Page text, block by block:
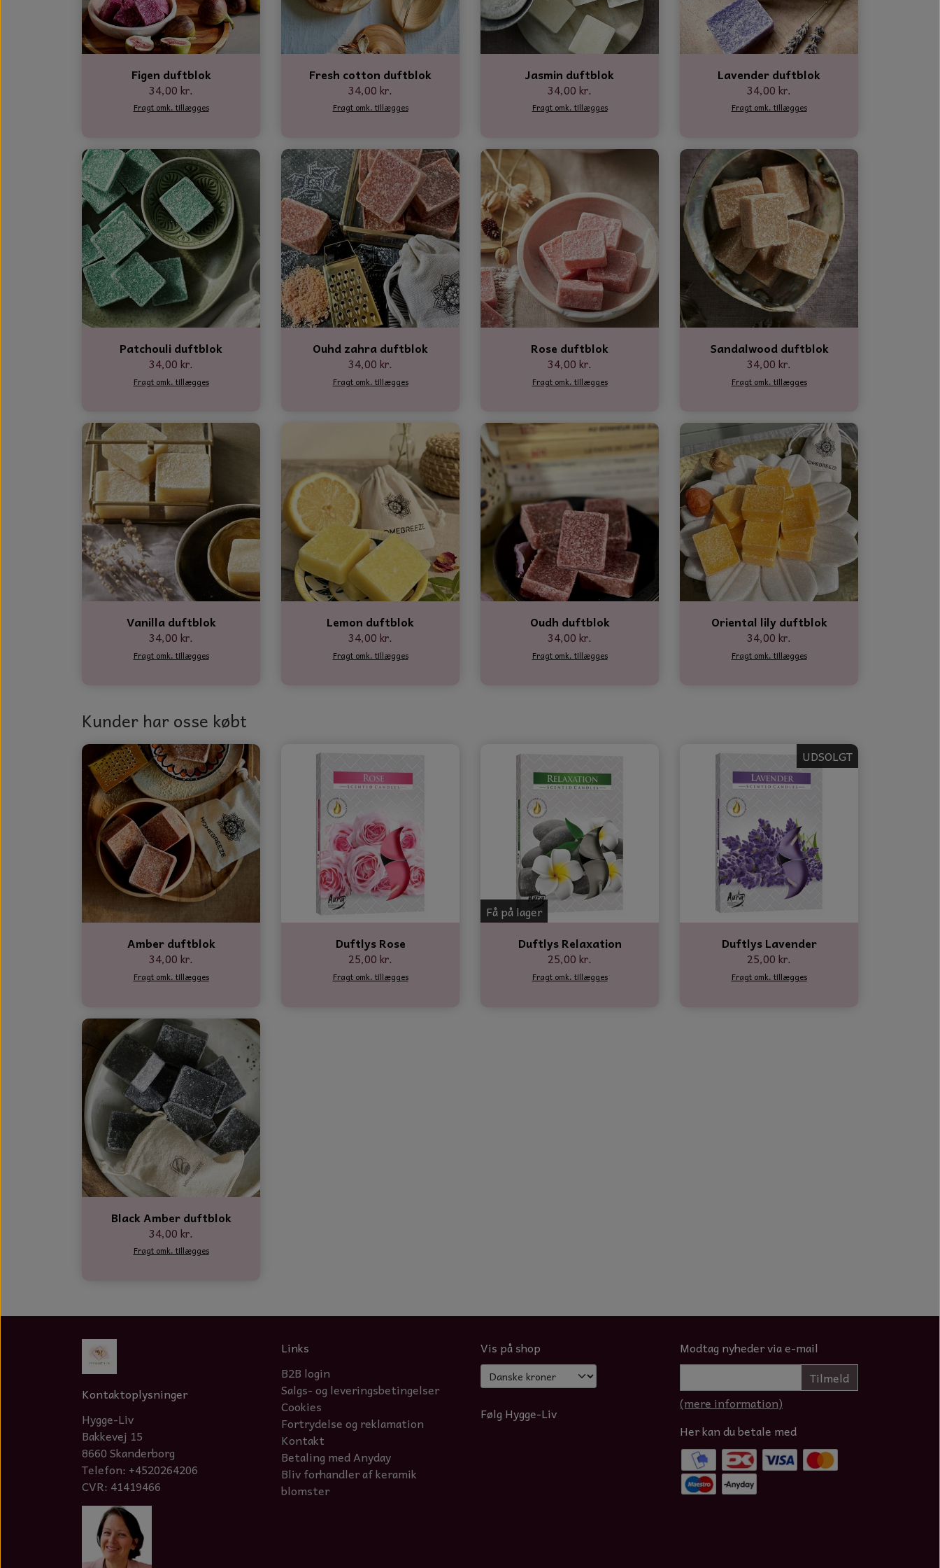
DUFTBLOKKE OG TILBEHØR
KERAMIK BLOMSTER
Figen duftblok
34,00 kr.
Fragt omk. tillægges
Fresh cotton duftblok
34,00 kr.
Fragt omk. tillægges
Jasmin duftblok
34,00 kr.
Fragt omk. tillægges
Lavender duftblok
34,00 kr.
Fragt omk. tillægges
Patchouli duftblok
34,00 kr.
Fragt omk. tillægges
Ouhd zahra duftblok
34,00 kr.
Fragt omk. tillægges
Rose duftblok
34,00 kr.
Fragt omk. tillægges
Sandalwood duftblok
34,00 kr.
Fragt omk. tillægges
Vanilla duftblok
34,00 kr.
Fragt omk. tillægges
Lemon duftblok
34,00 kr.
Fragt omk. tillægges
Oudh duftblok
34,00 kr.
Fragt omk. tillægges
Oriental lily duftblok
34,00 kr.
Fragt omk. tillægges
Kunder har osse købt
Amber duftblok
34,00 kr.
Fragt omk. tillægges
Duftlys Rose
25,00 kr.
Fragt omk. tillægges
Få på lager
Duftlys Relaxation
25,00 kr.
Fragt omk. tillægges
UDSOLGT
Duftlys Lavender
25,00 kr.
Fragt omk. tillægges
Black Amber duftblok
34,00 kr.
Fragt omk. tillægges
Kontaktoplysninger
Hygge-Liv
Bakkevej 15
8660 Skanderborg
Telefon: +4520264206
CVR: 41419466
Links
B2B login
Salgs- og leveringsbetingelser
Cookies
Fortrydelse og reklamation
Kontakt
Betaling med Anyday
Bliv forhandler af keramik
blomster
Vis på shop
Følg Hygge-Liv
Modtag nyheder via e-mail
Tilmeld
(mere information)
Her kan du betale med